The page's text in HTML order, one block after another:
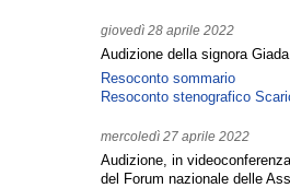
giovedì 28 aprile 2022
Audizione della signora
Resoconto sommario
Resoconto stenografico
mercoledì 27 aprile 2022
Audizione, in
del Forum nazionale delle